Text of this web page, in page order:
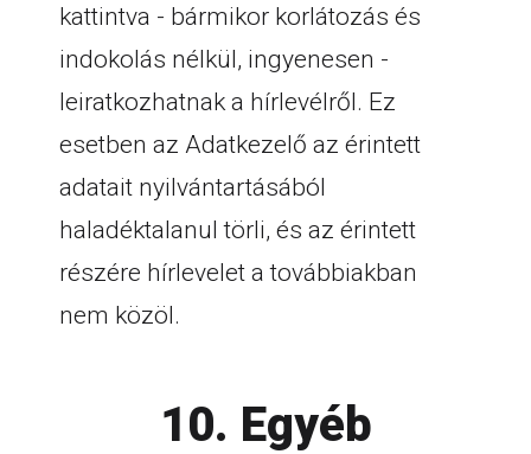
kattintva - bármikor korlátozás és
indokolás nélkül, ingyenesen -
leiratkozhatnak a hírlevélről. Ez
esetben az Adatkezelő az érintett
adatait nyilvántartásából
haladéktalanul törli, és az érintett
részére hírlevelet a továbbiakban
nem közöl.
10. Egyéb